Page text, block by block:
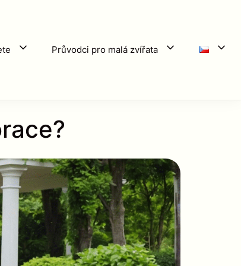
Průvodci pro malá zvířata